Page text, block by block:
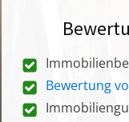
Bewertung